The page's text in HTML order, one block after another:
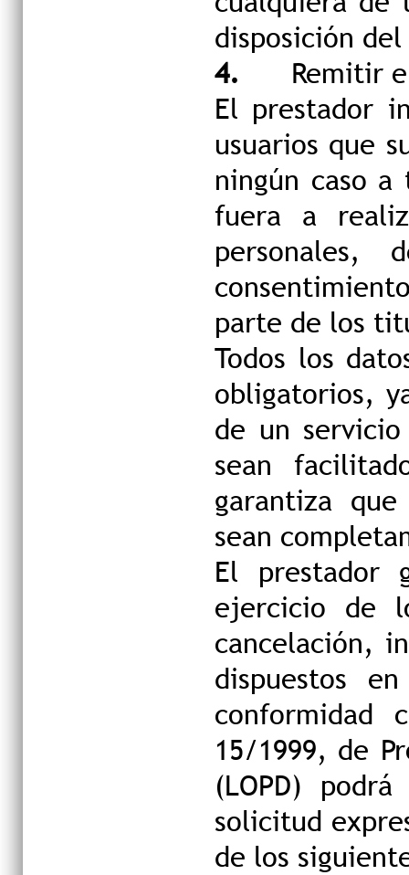
disposición
4.
Remitir
El prestador
usuarios que
ningún caso a
fuera a
parte de los
Todos los
obligatorios,
de un
sean
garantiza
sean
El prestador
ejercicio de
cancelación,
dispuestos
conformidad
15/1999, de
(LOPD)
solicitud
de los